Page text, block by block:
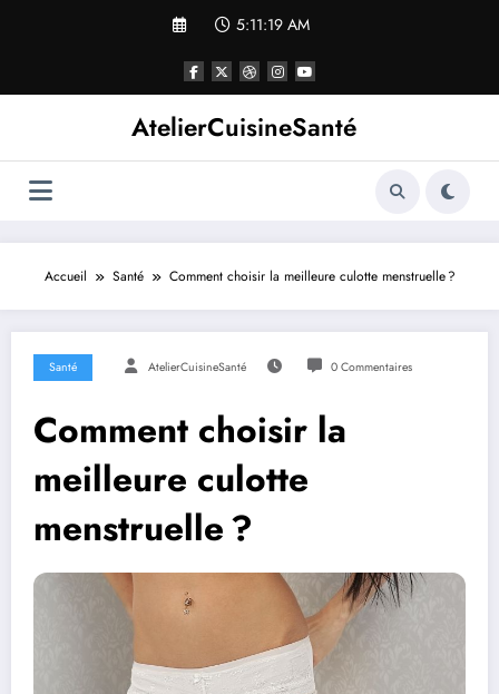
5:11:19 AM
AtelierCuisineSanté
Accueil Santé Comment choisir la meilleure culotte menstruelle ?
Santé AtelierCuisineSanté 0 Commentaires
Comment choisir la
meilleure culotte
menstruelle ?